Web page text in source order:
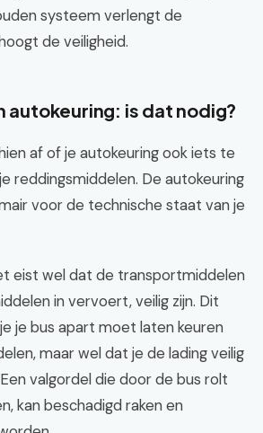
systeem verlengt de
de veiligheid.
autokeuring: is dat nodig?
af of je autokeuring ook iets te
reddingsmiddelen. De autokeuring
voor de technische staat van je
eist wel dat de transportmiddelen
in vervoert, veilig zijn. Dit
je bus apart moet laten keuren
maar wel dat je de lading veilig
valgordel die door de bus rolt
kan beschadigd raken en